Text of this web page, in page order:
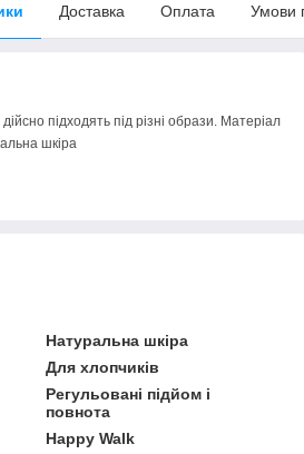
Доставка Оплата Умови
підходять під різні образи. Матеріал
шкіра
Натуральна шкіра
Для хлопчиків
Регульовані підйом і
повнота
Happy Walk